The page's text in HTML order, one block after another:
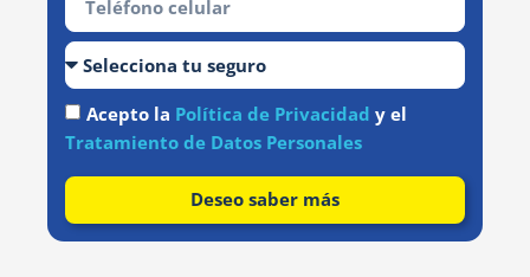
Acepto la Política de Privacidad y el
Tratamiento de Datos Personales
Deseo saber más